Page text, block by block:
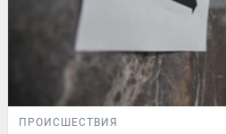
ПРОИСШЕСТВИЯ